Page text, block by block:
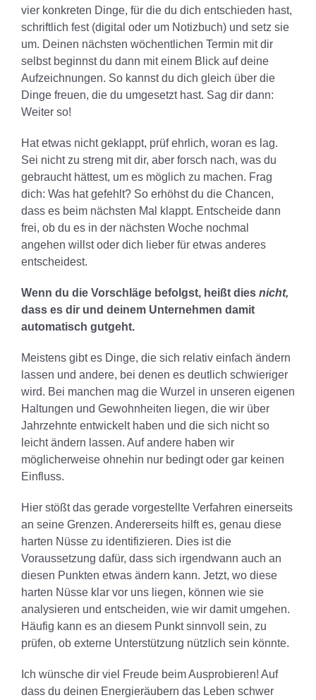
vier konkreten Dinge, für die du dich entschieden hast,
schriftlich fest (digital oder um Notizbuch) und setz sie
um. Deinen nächsten wöchentlichen Termin mit dir
selbst beginnst du dann mit einem Blick auf deine
Aufzeichnungen. So kannst du dich gleich über die
Dinge freuen, die du umgesetzt hast. Sag dir dann:
Weiter so!
Hat etwas nicht geklappt, prüf ehrlich, woran es lag.
Sei nicht zu streng mit dir, aber forsch nach, was du
gebraucht hättest, um es möglich zu machen. Frag
dich: Was hat gefehlt? So erhöhst du die Chancen,
dass es beim nächsten Mal klappt. Entscheide dann
frei, ob du es in der nächsten Woche nochmal
angehen willst oder dich lieber für etwas anderes
entscheidest.
Wenn du die Vorschläge befolgst, heißt dies nicht,
dass es dir und deinem Unternehmen damit
automatisch gutgeht.
Meistens gibt es Dinge, die sich relativ einfach ändern
lassen und andere, bei denen es deutlich schwieriger
wird. Bei manchen mag die Wurzel in unseren eigenen
Haltungen und Gewohnheiten liegen, die wir über
Jahrzehnte entwickelt haben und die sich nicht so
leicht ändern lassen. Auf andere haben wir
möglicherweise ohnehin nur bedingt oder gar keinen
Einfluss.
Hier stößt das gerade vorgestellte Verfahren einerseits
an seine Grenzen. Andererseits hilft es, genau diese
harten Nüsse zu identifizieren. Dies ist die
Voraussetzung dafür, dass sich irgendwann auch an
diesen Punkten etwas ändern kann. Jetzt, wo diese
harten Nüsse klar vor uns liegen, können wie sie
analysieren und entscheiden, wie wir damit umgehen.
Häufig kann es an diesem Punkt sinnvoll sein, zu
prüfen, ob externe Unterstützung nützlich sein könnte.
Ich wünsche dir viel Freude beim Ausprobieren! Auf
dass du deinen Energieräubern das Leben schwer